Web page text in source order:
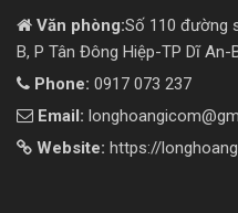
Văn phòng:Số 110 đường
B, P Tân Đông Hiệp-TP Dĩ An-
Phone: 0917 073 237
Email:
Website: https://